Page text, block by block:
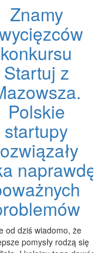
Znamy
konkursu
Startuj z
Polskie
startupy
naprawdę
od dziś wiadomo, że
pomysły rodzą się